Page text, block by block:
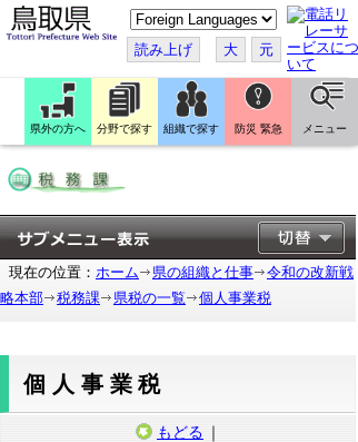
こ
の
ペ
ー
ジ
を
翻
訳
す
読み上げ 大 元
県外の方へ 分野で探す 組織で探す 防災 緊急 メニュー
現在の位置： ホーム 県の組織と仕事
令和の改新戦
略本部
税務課 県税の一覧 個人事業税
個人事業税
もどる ｜